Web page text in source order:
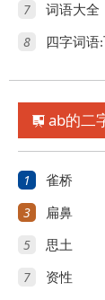
7 词语大全
8 四字词语
 ab的二
1 雀桥
3 扁鼻
5 思土
7 资性